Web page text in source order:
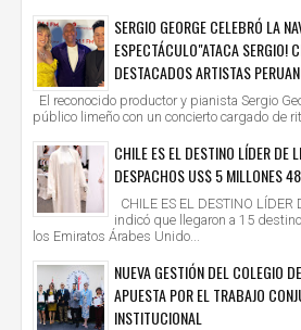
SERGIO GEORGE CELEBRÓ LA
ESPECTÁCULO"ATACA SERGIO!
DESTACADOS ARTISTAS
El reconocido productor y pianista Sergio
público limeño con un concierto cargado de
CHILE ES EL DESTINO LÍDER DE
DESPACHOS US$ 5 MILLONES
CHILE ES EL DESTINO LÍDER
indicó que llegaron a 15
los Emiratos Árabes Unido...
NUEVA GESTIÓN DEL COLEGIO
APUESTA POR EL TRABAJO
INSTITUCIONAL